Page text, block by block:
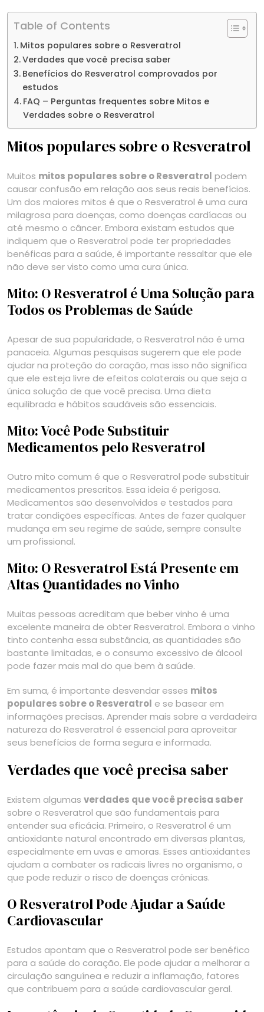
Table of Contents
Mitos populares sobre o Resveratrol
Verdades que você precisa saber
Benefícios do Resveratrol comprovados por
estudos
FAQ – Perguntas frequentes sobre Mitos e
Verdades sobre o Resveratrol
Mitos populares sobre o Resveratrol
Muitos mitos populares sobre o Resveratrol podem
causar confusão em relação aos seus reais benefícios.
Um dos maiores mitos é que o Resveratrol é uma cura
milagrosa para doenças, como doenças cardíacas ou
até mesmo o câncer. Embora existam estudos que
indiquem que o Resveratrol pode ter propriedades
benéficas para a saúde, é importante ressaltar que ele
não deve ser visto como uma cura única.
Mito: O Resveratrol é Uma Solução para
Todos os Problemas de Saúde
Apesar de sua popularidade, o Resveratrol não é uma
panaceia. Algumas pesquisas sugerem que ele pode
ajudar na proteção do coração, mas isso não significa
que ele esteja livre de efeitos colaterais ou que seja a
única solução de que você precisa. Uma dieta
equilibrada e hábitos saudáveis são essenciais.
Mito: Você Pode Substituir
Medicamentos pelo Resveratrol
Outro mito comum é que o Resveratrol pode substituir
medicamentos prescritos. Essa ideia é perigosa.
Medicamentos são desenvolvidos e testados para
tratar condições específicas. Antes de fazer qualquer
mudança em seu regime de saúde, sempre consulte
um profissional.
Mito: O Resveratrol Está Presente em
Altas Quantidades no Vinho
Muitas pessoas acreditam que beber vinho é uma
excelente maneira de obter Resveratrol. Embora o vinho
tinto contenha essa substância, as quantidades são
bastante limitadas, e o consumo excessivo de álcool
pode fazer mais mal do que bem à saúde.
Em suma, é importante desvendar esses mitos
populares sobre o Resveratrol e se basear em
informações precisas. Aprender mais sobre a verdadeira
natureza do Resveratrol é essencial para aproveitar
seus benefícios de forma segura e informada.
Verdades que você precisa saber
Existem algumas verdades que você precisa saber
sobre o Resveratrol que são fundamentais para
entender sua eficácia. Primeiro, o Resveratrol é um
antioxidante natural encontrado em diversas plantas,
especialmente em uvas e amoras. Esses antioxidantes
ajudam a combater os radicais livres no organismo, o
que pode reduzir o risco de doenças crônicas.
O Resveratrol Pode Ajudar a Saúde
Cardiovascular
Estudos apontam que o Resveratrol pode ser benéfico
para a saúde do coração. Ele pode ajudar a melhorar a
circulação sanguínea e reduzir a inflamação, fatores
que contribuem para a saúde cardiovascular geral.